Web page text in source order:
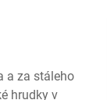
a za stáleho
hrudky v